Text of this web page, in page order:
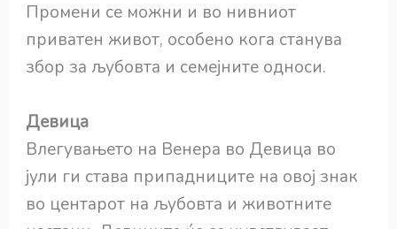
Промени се можни и во нивниот
приватен живот, особено кога станува
збор за љубовта и семејните односи.
Девица
Влегувањето на Венера во Девица во
јули ги става припадниците на овој знак
во центарот на љубовта и животните